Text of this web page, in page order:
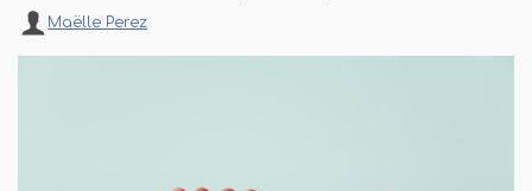
Maëlle Perez